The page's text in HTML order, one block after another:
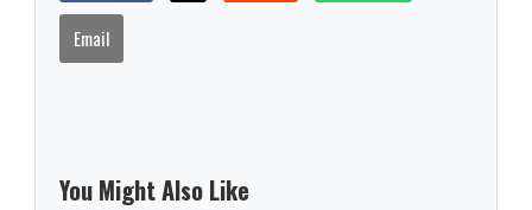
Email
You Might Also Like